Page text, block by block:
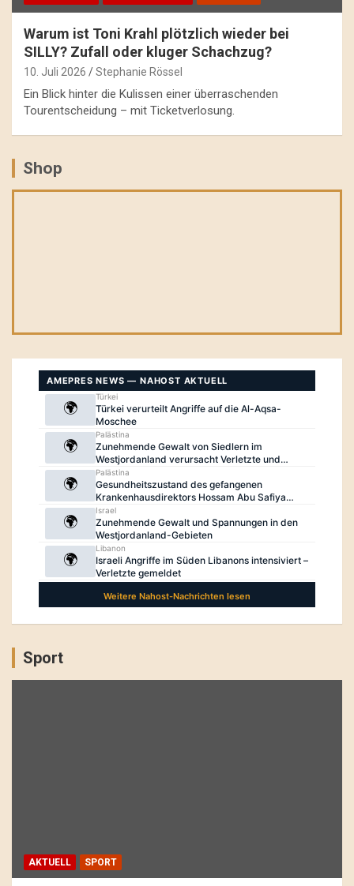
Warum ist Toni Krahl plötzlich wieder bei
SILLY? Zufall oder kluger Schachzug?
10. Juli 2026 Stephanie Rössel
Ein Blick hinter die Kulissen einer überraschenden
Tourentscheidung – mit Ticketverlosung.
Shop
Sport
AKTUELL SPORT